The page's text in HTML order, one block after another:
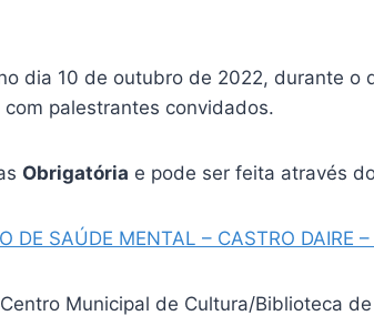
dia 10 de outubro de 2022, durante
palestrantes convidados.
Obrigatória e pode ser feita através
DE SAÚDE MENTAL – CASTRO DAIRE
Municipal de Cultura/Biblioteca